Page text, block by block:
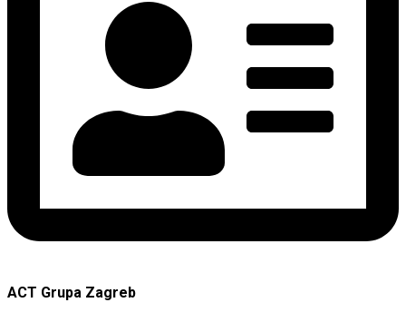
ACT Grupa Zagreb